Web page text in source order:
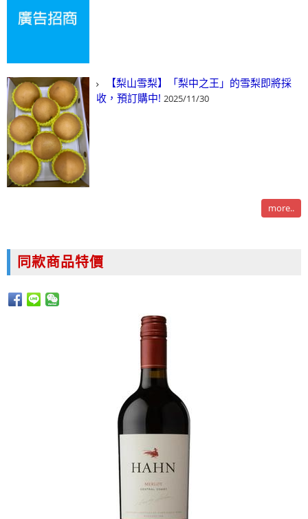
【梨山雪梨】「梨中之王」的雪梨即將採
收，預訂購中! 2025/11/30
more..
同款商品特價